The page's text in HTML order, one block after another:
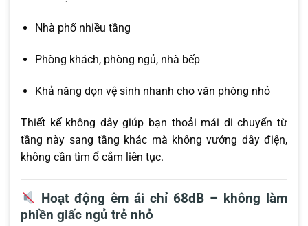
Nhà phố nhiều tầng
Phòng khách, phòng ngủ, nhà bếp
Khả năng dọn vệ sinh nhanh cho văn phòng nhỏ
Thiết kế không dây giúp bạn thoải mái di chuyển từ
tầng này sang tầng khác mà không vướng dây điện,
không cần tìm ổ cắm liên tục.
Hoạt động êm ái chỉ 68dB – không làm
phiền giấc ngủ trẻ nhỏ